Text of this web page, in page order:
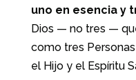
uno en esencia y
Dios — no tres —
como tres
el Hijo y el Espíritu